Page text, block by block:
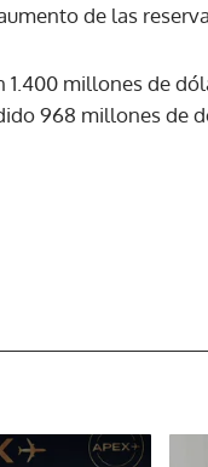
de las
1.400 millones de
968 millones de